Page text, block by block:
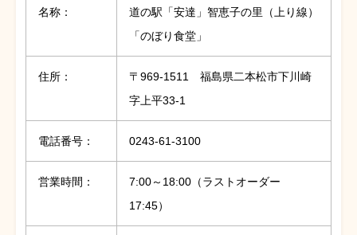
名称：
道の駅「安達」智恵子の里（上り線）
「のぼり食堂」
住所：
〒969-1511 福島県二本松市下川崎
字上平33-1
電話番号： 0243-61-3100
営業時間：
7:00～18:00（ラストオーダー
17:45）